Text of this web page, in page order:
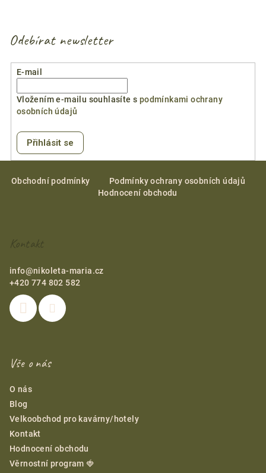
a
p
y
ý
p
Odebírat newsletter
E-mail
Vložením e-mailu souhlasíte s podmínkami ochrany
osobních údajů
Přihlásit se
Obchodní podmínky
Podmínky ochrany osobních údajů
Hodnocení obchodu
Kontakt
info@nikoleta-maria.cz
+420 774 802 582
Vše o nás
O nás
Blog
Velkoobchod pro kavárny/hotely
Kontakt
Hodnocení obchodu
Věrnostní program 🍓